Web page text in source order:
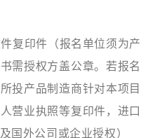
复印件（报名单位须为产
需授权方盖公章。若报名
投产品制造商针对本项目
营业执照等复印件，进口
国外公司或企业授权）